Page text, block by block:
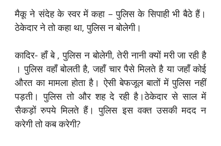
मैकू ने संदेह के स्वर में कहा – पुलिस के सिपाही भी बैठे हैं।
ठेकेदार ने तो कहा था, पुलिस न बोलेगी।
कादिर- हाँ बे , पुलिस न बोलेगी, तेरी नानी क्यों मरी जा रही है
। पुलिस वहाँ बोलती है, जहाँ चार पैसे मिलते है या जहाँ कोई
औरत का मामला होता है। ऐसी बेफजूल बातों में पुलिस नहीं
पड़ती। पुलिस तो और शह दे रही है।ठेकेदार से साल में
सैकड़ों रुपये मिलते हैं। पुलिस इस वक्त उसकी मदद न
करेगी तो कब करेगी?